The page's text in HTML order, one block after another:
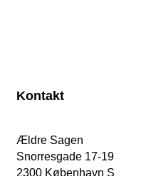
Kontakt
Ældre Sagen
Snorresgade 17-19
2300 København S